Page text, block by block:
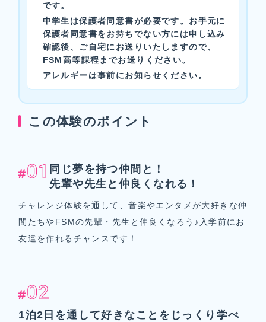
です。
中学生は保護者同意書が必要です。お手元に
保護者同意書をお持ちでない方には申し込み
確認後、ご自宅にお送りいたしますので、
FSM高等課程までお送りください。
アレルギーは事前にお知らせください。
この体験のポイント
01 同じ夢を持つ仲間と！
先輩や先生と仲良くなれる！
チャレンジ体験を通して、音楽やエンタメが大好きな仲
間たちやFSMの先輩・先生と仲良くなろう♪入学前にお
友達を作れるチャンスです！
02
1泊2日を通して好きなことをじっくり学べ